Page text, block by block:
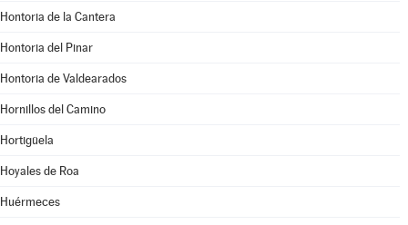
Hontoria de la Cantera
Hontoria del Pinar
Hontoria de Valdearados
Hornillos del Camino
Hortigüela
Hoyales de Roa
Huérmeces